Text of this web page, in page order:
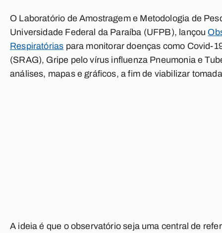
O Laboratório de Amostragem e Metodologia de
Universidade Federal da Paraíba (UFPB), lançou
Respiratórias para monitorar doenças como Covid-
(SRAG), Gripe pelo vírus influenza Pneumonia e
análises, mapas e gráficos, a fim de viabilizar
A ideia é que o observatório seja uma central de